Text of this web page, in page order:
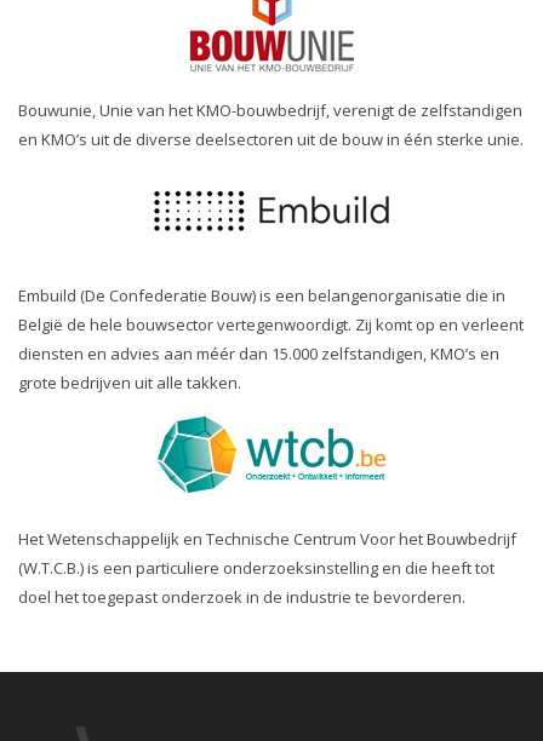
Bouwunie, Unie van het KMO-bouwbedrijf, verenigt de zelfstandigen
en KMO’s uit de diverse deelsectoren uit de bouw in één sterke unie.
Embuild (De Confederatie Bouw) is een belangenorganisatie die in
België de hele bouwsector vertegenwoordigt. Zij komt op en verleent
diensten en advies aan méér dan 15.000 zelfstandigen, KMO’s en
grote bedrijven uit alle takken.
Het Wetenschappelijk en Technische Centrum Voor het Bouwbedrijf
(W.T.C.B.) is een particuliere onderzoeksinstelling en die heeft tot
doel het toegepast onderzoek in de industrie te bevorderen.